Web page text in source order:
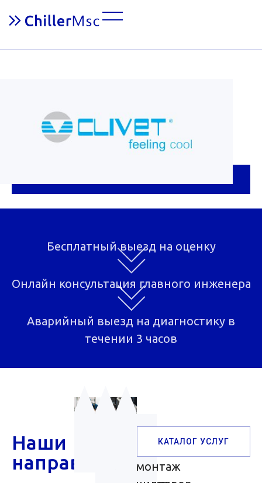
чиллера, который
мы обслуживаем
Бесплатный выезд на оценку
Онлайн консультация главного инженера
Аварийный выезд на диагностику в
течении 3 часов
Наши
направления
Обслуживание
Ремонт
чиллеров
любой
Поставка
монтаж
КАТАЛОГ УСЛУГ